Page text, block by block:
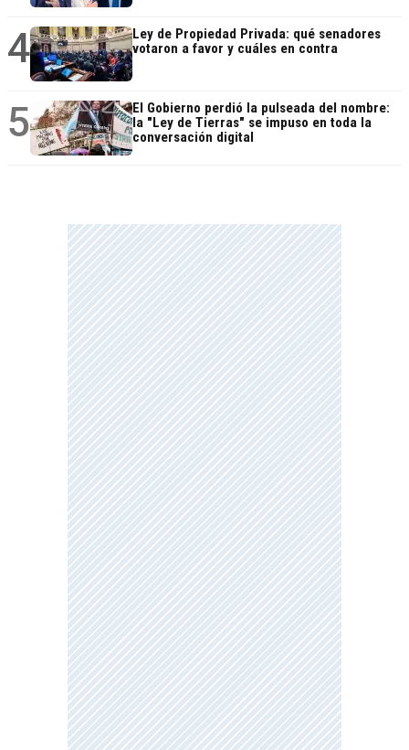
4
Ley de Propiedad Privada: qué senadores
votaron a favor y cuáles en contra
5
El Gobierno perdió la pulseada del nombre:
la "Ley de Tierras" se impuso en toda la
conversación digital